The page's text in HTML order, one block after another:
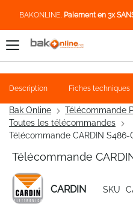
BAKONLINE, Paiement en 3x
Bak Online
Télécommande
Toutes les télécommandes
Télécommande CARDIN S486-
Télécommande
CARDIN SKU
Description Fiches techniques